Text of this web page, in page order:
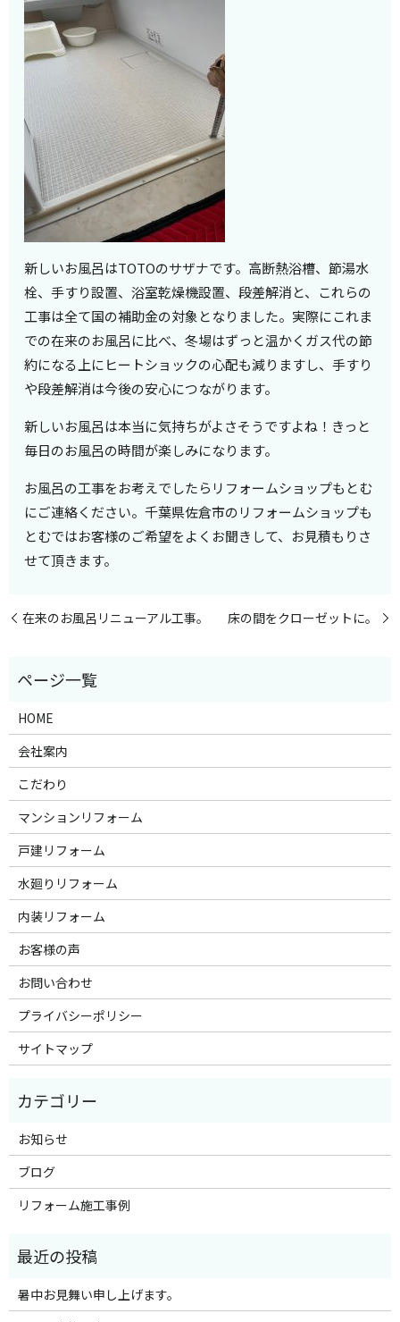
新しいお風呂はTOTOのサザナです。高断熱浴槽、節湯水
栓、手すり設置、浴室乾燥機設置、段差解消と、これらの
工事は全て国の補助金の対象となりました。実際にこれま
での在来のお風呂に比べ、冬場はずっと温かくガス代の節
約になる上にヒートショックの心配も減りますし、手すり
や段差解消は今後の安心につながります。
新しいお風呂は本当に気持ちがよさそうですよね！きっと
毎日のお風呂の時間が楽しみになります。
お風呂の工事をお考えでしたらリフォームショップもとむ
にご連絡ください。千葉県佐倉市のリフォームショップも
とむではお客様のご希望をよくお聞きして、お見積もりさ
せて頂きます。
在来のお風呂リニューアル工事。 床の間をクローゼットに。
HOME
会社案内
こだわり
マンションリフォーム
戸建リフォーム
水廻りリフォーム
内装リフォーム
お客様の声
お問い合わせ
プライバシーポリシー
サイトマップ
お知らせ
ブログ
リフォーム施工事例
暑中お見舞い申し上げます。